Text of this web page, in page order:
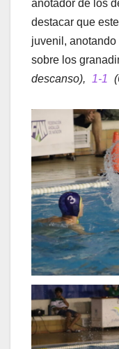
anotador de los
destacar que
juvenil,
sobre los
descanso),
1-1